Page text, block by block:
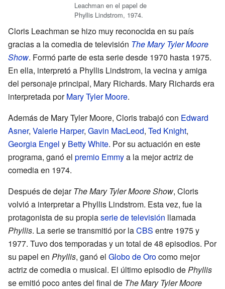
Leachman en el papel de
Phyllis Lindstrom, 1974.
Cloris Leachman se hizo muy reconocida en su país
gracias a la comedia de televisión The Mary Tyler Moore
Show. Formó parte de esta serie desde 1970 hasta 1975.
En ella, interpretó a Phyllis Lindstrom, la vecina y amiga
del personaje principal, Mary Richards. Mary Richards era
interpretada porMary Tyler Moore.
Además de Mary Tyler Moore, Cloris trabajó con Edward
Asner, Valerie Harper, Gavin MacLeod, Ted Knight,
Georgia Engel y Betty White. Por su actuación en este
programa, ganó el premio Emmya la mejor actriz de
comedia en 1974.
Después de dejarThe Mary Tyler Moore Show, Cloris
volvió a interpretar a Phyllis Lindstrom. Esta vez, fue la
protagonista de su propiaserie de televisión llamada
Phyllis. La serie se transmitió por laCBS entre 1975 y
1977. Tuvo dos temporadas y un total de 48 episodios. Por
su papel en Phyllis, ganó el Globo de Orocomo mejor
actriz de comedia o musical. El último episodio dePhyllis
se emitió poco antes del final de The Mary Tyler Moore